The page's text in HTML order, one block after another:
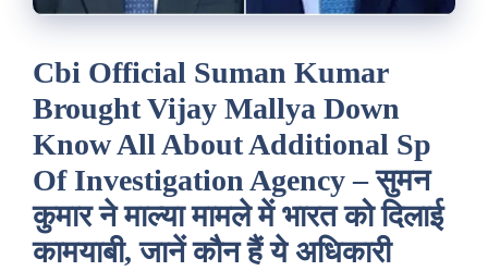
Cbi Official Suman Kumar
Brought Vijay Mallya Down
Know All About Additional Sp
Of Investigation Agency – सुमन
कुमार ने माल्या मामले में भारत को दिलाई
कामयाबी, जानें कौन हैं ये अधिकारी